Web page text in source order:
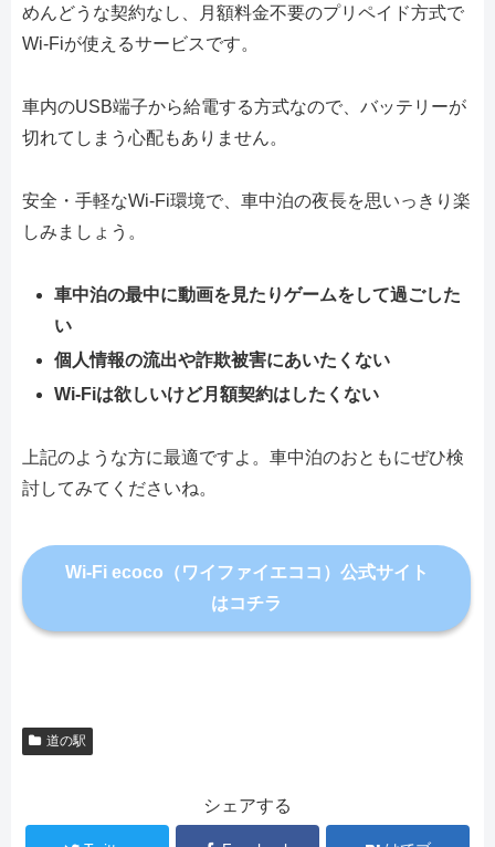
めんどうな契約なし、月額料金不要のプリペイド方式で
Wi-Fiが使えるサービスです。
車内のUSB端子から給電する方式なので、バッテリーが
切れてしまう心配もありません。
安全・手軽なWi-Fi環境で、車中泊の夜長を思いっきり楽
しみましょう。
車中泊の最中に動画を見たりゲームをして過ごした
い
個人情報の流出や詐欺被害にあいたくない
Wi-Fiは欲しいけど月額契約はしたくない
上記のような方に最適ですよ。車中泊のおともにぜひ検
討してみてくださいね。
Wi-Fi ecoco（ワイファイエココ）公式サイト
はコチラ
道の駅
シェアする